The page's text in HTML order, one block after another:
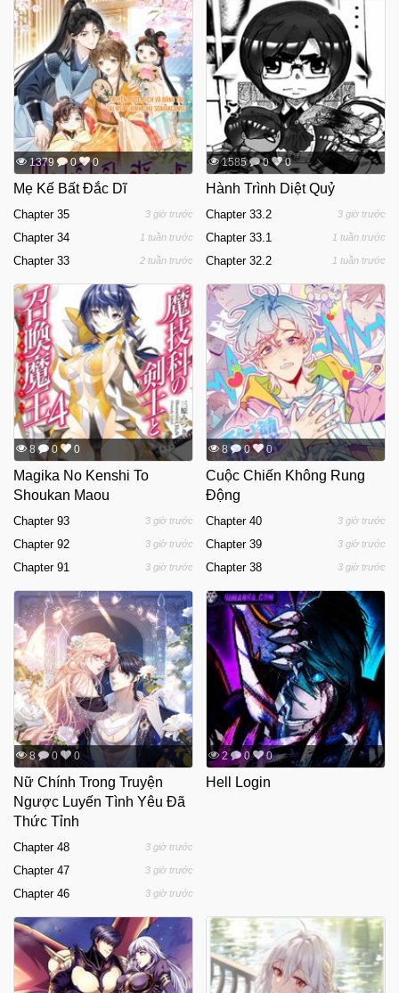
1379 0 0
Mẹ Kế Bất Đắc Dĩ
Chapter 35 3 giờ trước
Chapter 34 1 tuần trước
Chapter 33 2 tuần trước
1585 0 0
Hành Trình Diệt Quỷ
Chapter 33.2 3 giờ trước
Chapter 33.1 1 tuần trước
Chapter 32.2 1 tuần trước
8 0 0
Magika No Kenshi To
Shoukan Maou
Chapter 93 3 giờ trước
Chapter 92 3 giờ trước
Chapter 91 3 giờ trước
8 0 0
Cuộc Chiến Không Rung
Động
Chapter 40 3 giờ trước
Chapter 39 3 giờ trước
Chapter 38 3 giờ trước
8 0 0
Nữ Chính Trong Truyện
Ngược Luyến Tình Yêu Đã
Thức Tỉnh
Chapter 48 3 giờ trước
Chapter 47 3 giờ trước
Chapter 46 3 giờ trước
2 0 0
Hell Login